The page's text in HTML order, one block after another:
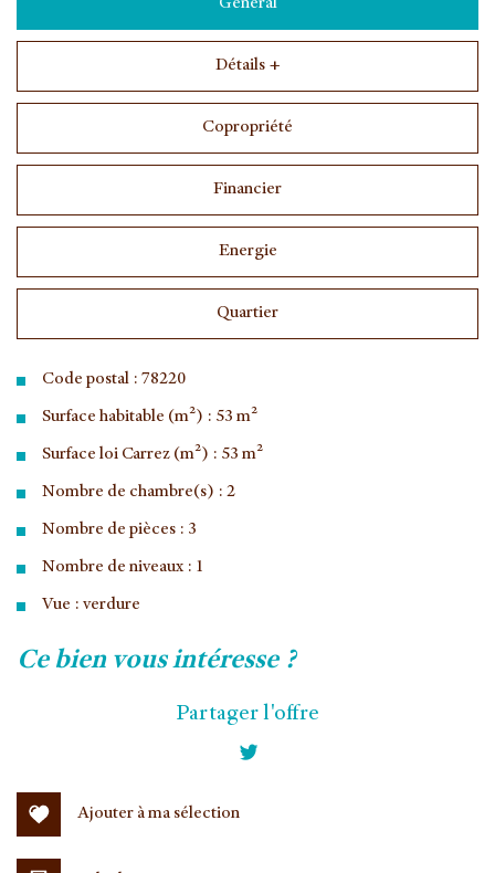
Général
Détails +
Copropriété
Financier
Energie
Quartier
Code postal : 78220
Surface habitable (m²) : 53 m²
Surface loi Carrez (m²) : 53 m²
Nombre de chambre(s) : 2
Nombre de pièces : 3
Nombre de niveaux : 1
Vue : verdure
la ville de viroflay (78220)
ce bien vous intéresse ?
Partager l'offre
Ajouter à ma sélection